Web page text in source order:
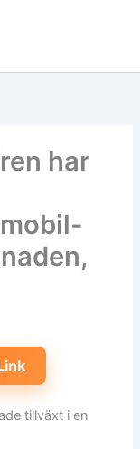
har
tillväxt i en